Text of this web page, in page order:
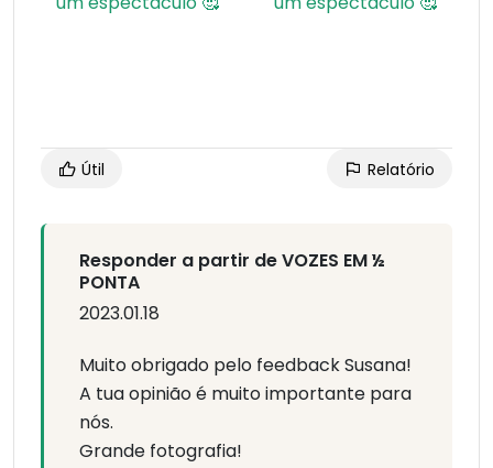
Útil Relatório
Responder a partir de VOZES EM ½
PONTA
2023.01.18
Muito obrigado pelo feedback Susana!
A tua opinião é muito importante para
nós.
Grande fotografia!